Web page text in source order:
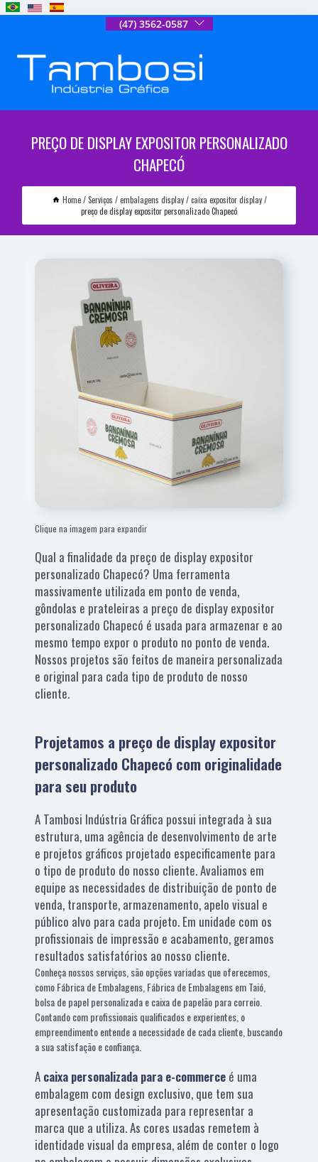
(47) 3562-0587
PREÇO DE DISPLAY EXPOSITOR PERSONALIZADO
CHAPECÓ
Home Serviços embalagens display
caixa expositor display
preço de display expositor personalizado Chapecó
Clique na imagem para expandir
Qual a finalidade da preço de display expositor
personalizado Chapecó? Uma ferramenta
massivamente utilizada em ponto de venda,
gôndolas e prateleiras a preço de display expositor
personalizado Chapecó é usada para armazenar e ao
mesmo tempo expor o produto no ponto de venda.
Nossos projetos são feitos de maneira personalizada
e original para cada tipo de produto de nosso
cliente.
Projetamos a preço de display expositor
personalizado Chapecó com originalidade
para seu produto
A Tambosi Indústria Gráfica possui integrada à sua
estrutura, uma agência de desenvolvimento de arte
e projetos gráficos projetado especificamente para
o tipo de produto do nosso cliente. Avaliamos em
equipe as necessidades de distribuição de ponto de
venda, transporte, armazenamento, apelo visual e
público alvo para cada projeto. Em unidade com os
profissionais de impressão e acabamento, geramos
resultados satisfatórios ao nosso cliente.
Conheça nossos serviços, são opções variadas que oferecemos,
como Fábrica de Embalagens, Fábrica de Embalagens em Taió,
bolsa de papel personalizada e caixa de papelão para correio.
Contando com profissionais qualificados e experientes, o
empreendimento entende a necessidade de cada cliente, buscando
a sua satisfação e confiança.
A caixa personalizada para e-commerce é uma
embalagem com design exclusivo, que tem sua
apresentação customizada para representar a
marca que a utiliza. As cores usadas remetem à
identidade visual da empresa, além de conter o logo